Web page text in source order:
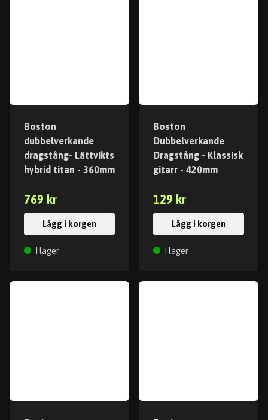
Boston
dubbelverkande
dragstång- Lättvikts
hybrid titan - 360mm
769 kr
Lägg i korgen
I lager
Boston
Dubbelverkande
Dragstång - Klassisk
gitarr - 420mm
129 kr
Lägg i korgen
I lager